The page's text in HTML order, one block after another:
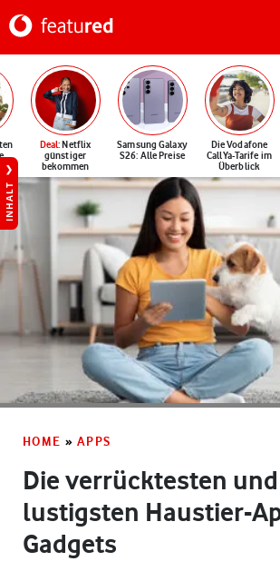
Deal: Netflix
günstiger
bekommen
Samsung Galaxy
S26: Alle Preise
Die Vodafone
CallYa-Tarife im
Überblick
INHALT
HOME » APPS
Die verrücktesten und
lustigsten Haustier-
Gadgets